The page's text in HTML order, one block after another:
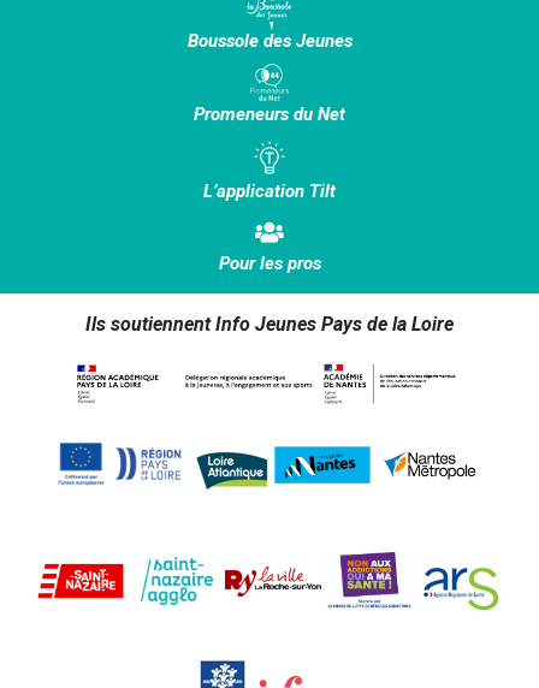
Boussole des Jeunes
Promeneurs du Net
L’application Tilt
Pour les pros
Ils soutiennent Info Jeunes Pays de la Loire